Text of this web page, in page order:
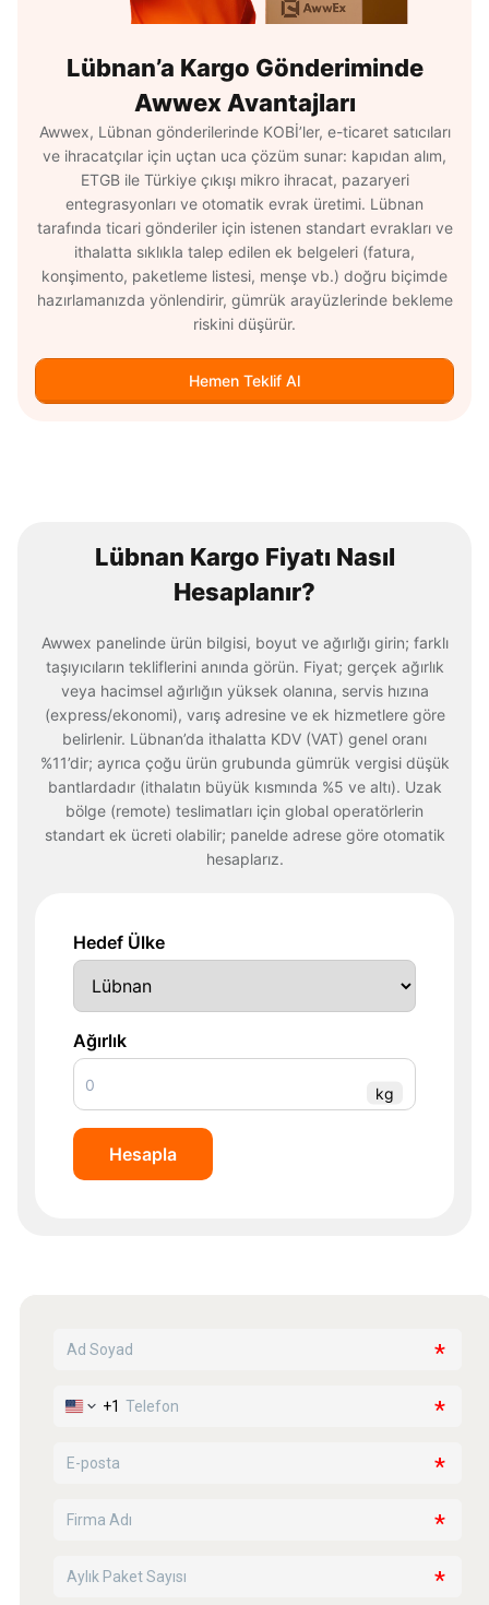
Lübnan’a Kargo Gönderiminde
Awwex Avantajları
Awwex, Lübnan gönderilerinde KOBİ’ler, e-ticaret satıcıları
ve ihracatçılar için uçtan uca çözüm sunar: kapıdan alım,
ETGB ile Türkiye çıkışı mikro ihracat, pazaryeri
entegrasyonları ve otomatik evrak üretimi. Lübnan
tarafında ticari gönderiler için istenen standart evrakları ve
ithalatta sıklıkla talep edilen ek belgeleri (fatura,
konşimento, paketleme listesi, menşe vb.) doğru biçimde
hazırlamanızda yönlendirir, gümrük arayüzlerinde bekleme
riskini düşürür.
Hemen Teklif Al
Lübnan Kargo Fiyatı Nasıl
Hesaplanır?
Awwex panelinde ürün bilgisi, boyut ve ağırlığı girin; farklı
taşıyıcıların tekliflerini anında görün. Fiyat; gerçek ağırlık
veya hacimsel ağırlığın yüksek olanına, servis hızına
(express/ekonomi), varış adresine ve ek hizmetlere göre
belirlenir. Lübnan’da ithalatta KDV (VAT) genel oranı
%11’dir; ayrıca çoğu ürün grubunda gümrük vergisi düşük
bantlardadır (ithalatın büyük kısmında %5 ve altı). Uzak
bölge (remote) teslimatları için global operatörlerin
standart ek ücreti olabilir; panelde adrese göre otomatik
hesaplarız.
Hedef Ülke
Ağırlık
kg
Hesapla